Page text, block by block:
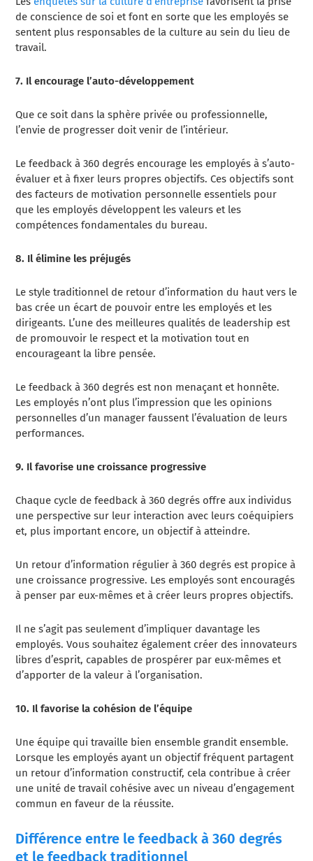
de conscience de soi et font en sorte que les employés se
sentent plus responsables de la culture au sein du lieu de
travail.
7. Il encourage l’auto-développement
Que ce soit dans la sphère privée ou professionnelle,
l’envie de progresser doit venir de l’intérieur.
Le feedback à 360 degrés encourage les employés à s’auto-
évaluer et à fixer leurs propres objectifs. Ces objectifs sont
des facteurs de motivation personnelle essentiels pour
que les employés développent les valeurs et les
compétences fondamentales du bureau.
8. Il élimine les préjugés
Le style traditionnel de retour d’information du haut vers le
bas crée un écart de pouvoir entre les employés et les
dirigeants. L’une des meilleures qualités de leadership est
de promouvoir le respect et la motivation tout en
encourageant la libre pensée.
Le feedback à 360 degrés est non menaçant et honnête.
Les employés n’ont plus l’impression que les opinions
personnelles d’un manager faussent l’évaluation de leurs
performances.
9. Il favorise une croissance progressive
Chaque cycle de feedback à 360 degrés offre aux individus
une perspective sur leur interaction avec leurs coéquipiers
et, plus important encore, un objectif à atteindre.
Un retour d’information régulier à 360 degrés est propice à
une croissance progressive. Les employés sont encouragés
à penser par eux-mêmes et à créer leurs propres objectifs.
Il ne s’agit pas seulement d’impliquer davantage les
employés. Vous souhaitez également créer des innovateurs
libres d’esprit, capables de prospérer par eux-mêmes et
d’apporter de la valeur à l’organisation.
10. Il favorise la cohésion de l’équipe
Une équipe qui travaille bien ensemble grandit ensemble.
Lorsque les employés ayant un objectif fréquent partagent
un retour d’information constructif, cela contribue à créer
une unité de travail cohésive avec un niveau d’engagement
commun en faveur de la réussite.
Différence entre le feedback à 360 degrés
et le feedback traditionnel